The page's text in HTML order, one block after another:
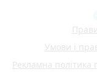
Умови і
Рекламна політика